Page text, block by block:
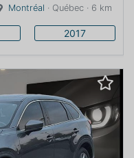
Montréal · Québec · 6 km
2017